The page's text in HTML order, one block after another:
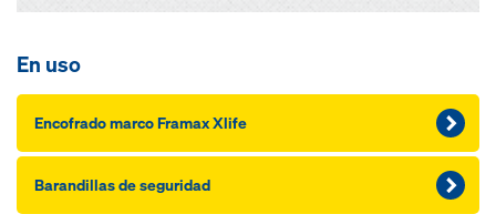
En uso
Encofrado marco Framax Xlife
Barandillas de seguridad